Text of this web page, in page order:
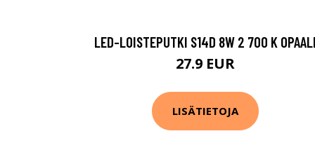
LED-LOISTEPUTKI S14D 8W 2 700 K OPAALI
27.9 EUR
LISÄTIETOJA